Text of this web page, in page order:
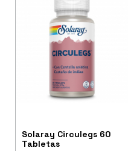
Solaray Circulegs 60
Tabletas